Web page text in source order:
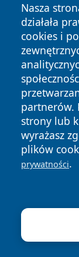
Nasza
działała
cookies i
partnerów.
strony lub
wyrażasz
plików
prywatności.
Copyright ©
zastrzeżone.
News